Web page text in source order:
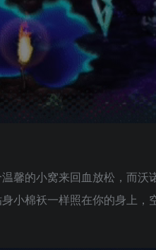
馨的小窝来回血放松，而
小棉袄一样照在你的身上